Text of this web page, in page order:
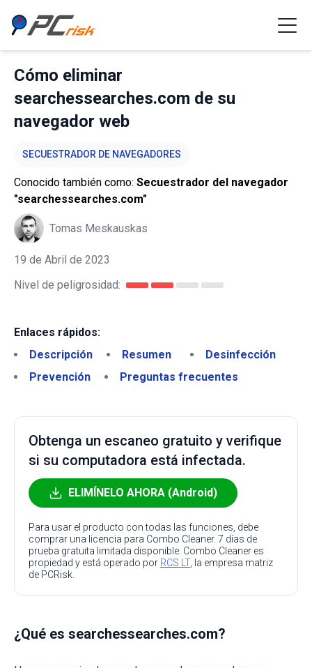
Cómo eliminar
searchessearches.com de su
navegador web
SECUESTRADOR DE NAVEGADORES
Conocido también como: Secuestrador del navegador
"searchessearches.com"
Tomas Meskauskas
19 de Abril de 2023
Nivel de peligrosidad:
Enlaces rápidos:
Descripción
Resumen
Desinfección
Prevención
Preguntas frecuentes
Obtenga un escaneo gratuito y verifique
si su computadora está infectada.
ELIMÍNELO AHORA (Android)
Para usar el producto con todas las funciones, debe
comprar una licencia para Combo Cleaner. 7 días de
prueba gratuita limitada disponible. Combo Cleaner es
propiedad y está operado por RCS LT, la empresa matriz
de PCRisk.
¿Qué es searchessearches.com?